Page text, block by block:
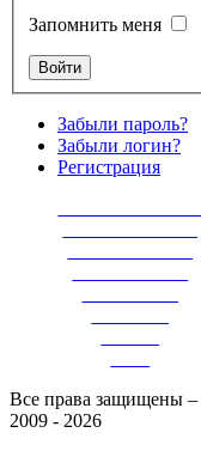
Запомнить меня
Забыли пароль?
Забыли логин?
Регистрация
Все права защищены –
2009 - 2026